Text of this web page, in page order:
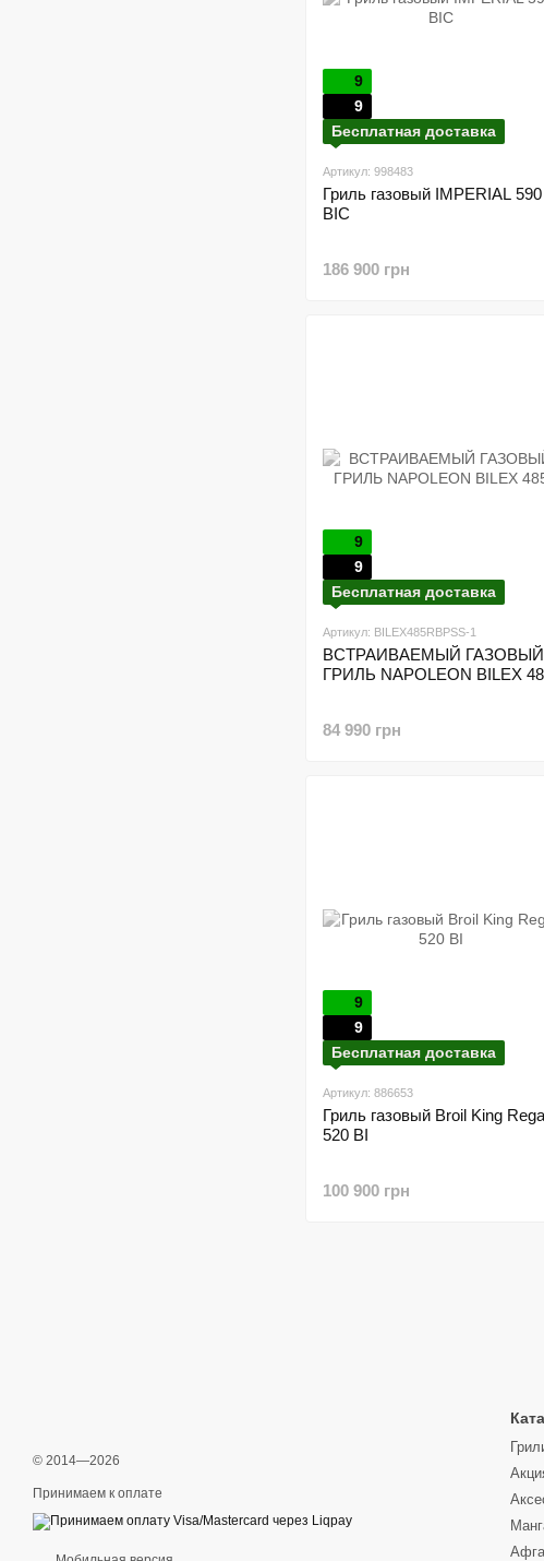
9
9
Бесплатная доставка
Артикул: 998483
Гриль газовый IMPERIAL 590
BIC
186 900 грн
9
9
Бесплатная доставка
Артикул: BILEX485RBPSS-1
ВСТРАИВАЕМЫЙ ГАЗОВЫЙ
ГРИЛЬ NAPOLEON BILEX
84 990 грн
9
9
Бесплатная доставка
Артикул: 886653
Гриль газовый Broil King
520 BI
100 900 грн
© 2014—2026
Принимаем к оплате